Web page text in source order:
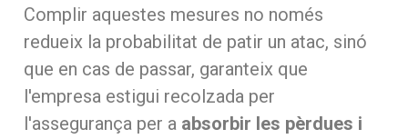
Complir aquestes mesures no només
redueix la probabilitat de patir un atac, sinó
que en cas de passar, garanteix que
l'empresa estigui recolzada per
l'assegurança per a absorbir les pèrdues i